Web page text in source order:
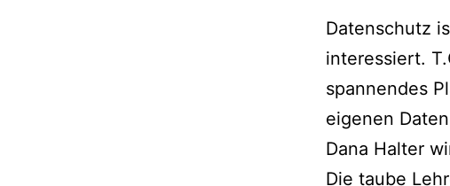
Datenschutz
interessiert.
spannendes
eigenen
Dana Halter
Die taube